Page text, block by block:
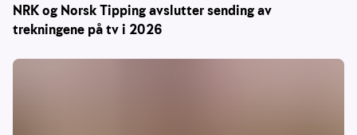
NRK og Norsk Tipping avslutter sending av
trekningene på tv i 2026